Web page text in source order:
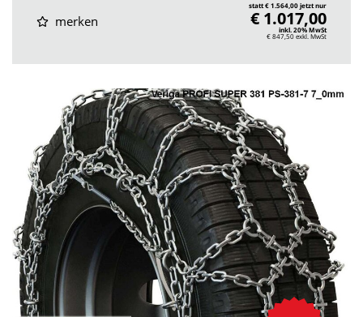
merken
statt € 1.564,00 jetzt nur
€ 1.017,00
inkl. 20% MwSt
€ 847,50exkl. MwSt